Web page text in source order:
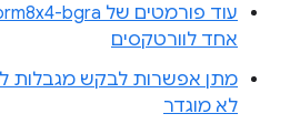
אחד לוורטקסים
מתן אפשרות לבקש מגבלות
לא מוגדר